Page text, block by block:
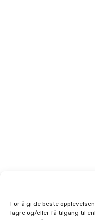
For å gi de beste
lagre og/eller få tilgang til